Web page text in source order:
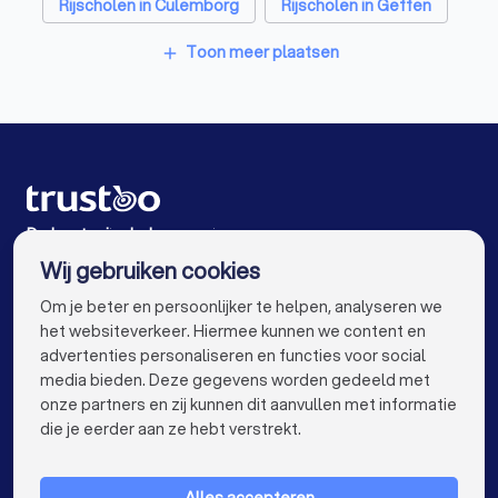
Rijscholen in Culemborg
Rijscholen in Geffen
Rijscholen in Veenendaal
Rijscholen in Amsterdam
Rijscholen in Tilburg
Rijscholen in Almere
Rijscholen in Breda
Rijscholen in Nijmegen
Rijscholen in Haarlem
Rijscholen in Arnhem
Rijscholen in Amersfoort
Rijscholen in Apeldoorn
Rijscholen in Den Bosch
Rijscholen in Maastricht
add Toon meer plaatsen
De beste rijscholen voor jou
VOOR PARTICULIEREN keyboard_arrow_down
Wij gebruiken cookies
Om je beter en persoonlijker te helpen, analyseren we
het websiteverkeer. Hiermee kunnen we content en
advertenties personaliseren en functies voor social
media bieden. Deze gegevens worden gedeeld met
onze partners en zij kunnen dit aanvullen met informatie
die je eerder aan ze hebt verstrekt.